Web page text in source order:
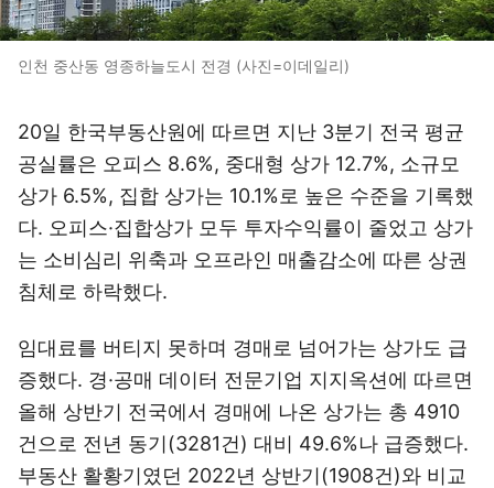
인천 중산동 영종하늘도시 전경 (사진=이데일리)
20일 한국부동산원에 따르면 지난 3분기 전국 평균
공실률은 오피스 8.6%, 중대형 상가 12.7%, 소규모
상가 6.5%, 집합 상가는 10.1%로 높은 수준을 기록했
다. 오피스·집합상가 모두 투자수익률이 줄었고 상가
는 소비심리 위축과 오프라인 매출감소에 따른 상권
침체로 하락했다.
임대료를 버티지 못하며 경매로 넘어가는 상가도 급
증했다. 경·공매 데이터 전문기업 지지옥션에 따르면
올해 상반기 전국에서 경매에 나온 상가는 총 4910
건으로 전년 동기(3281건) 대비 49.6%나 급증했다.
부동산 활황기였던 2022년 상반기(1908건)와 비교